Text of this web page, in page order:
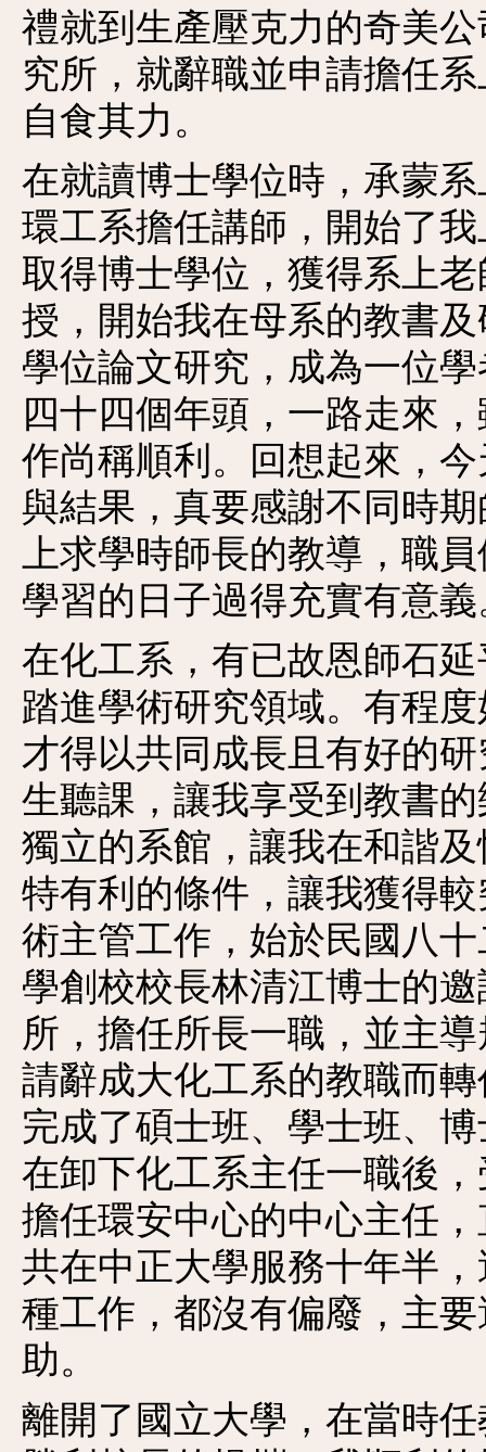
禮就到生產壓克力的奇美
究所，就辭職並申請擔任
自食其力。
在就讀博士學位時，承蒙
環工系擔任講師，開始了
取得博士學位，獲得系上
授，開始我在母系的教書
學位論文研究，成為一位
四十四個年頭，一路走來
作尚稱順利。回想起來，
與結果，真要感謝不同時
上求學時師長的教導，職
學習的日子過得充實有意義
在化工系，有已故恩師石
踏進學術研究領域。有程
才得以共同成長且有好的
生聽課，讓我享受到教書
獨立的系館，讓我在和諧
特有利的條件，讓我獲得
術主管工作，始於民國八
學創校校長林清江博士的
所，擔任所長一職，並主
請辭成大化工系的教職而
完成了碩士班、學士班、
在卸下化工系主任一職後
擔任環安中心的中心主任
共在中正大學服務十年半
種工作，都沒有偏廢，主
助。
離開了國立大學，在當時